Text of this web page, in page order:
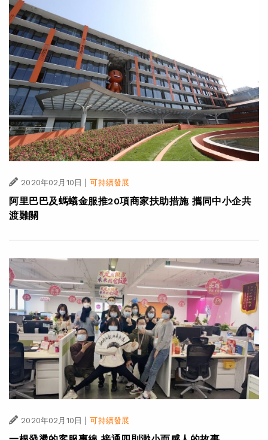
2020年02月10日 | 可持續發展
阿里巴巴及螞蟻金服推20項商家扶助措施 攜同中小企共
渡難關
2020年02月10日 | 可持續發展